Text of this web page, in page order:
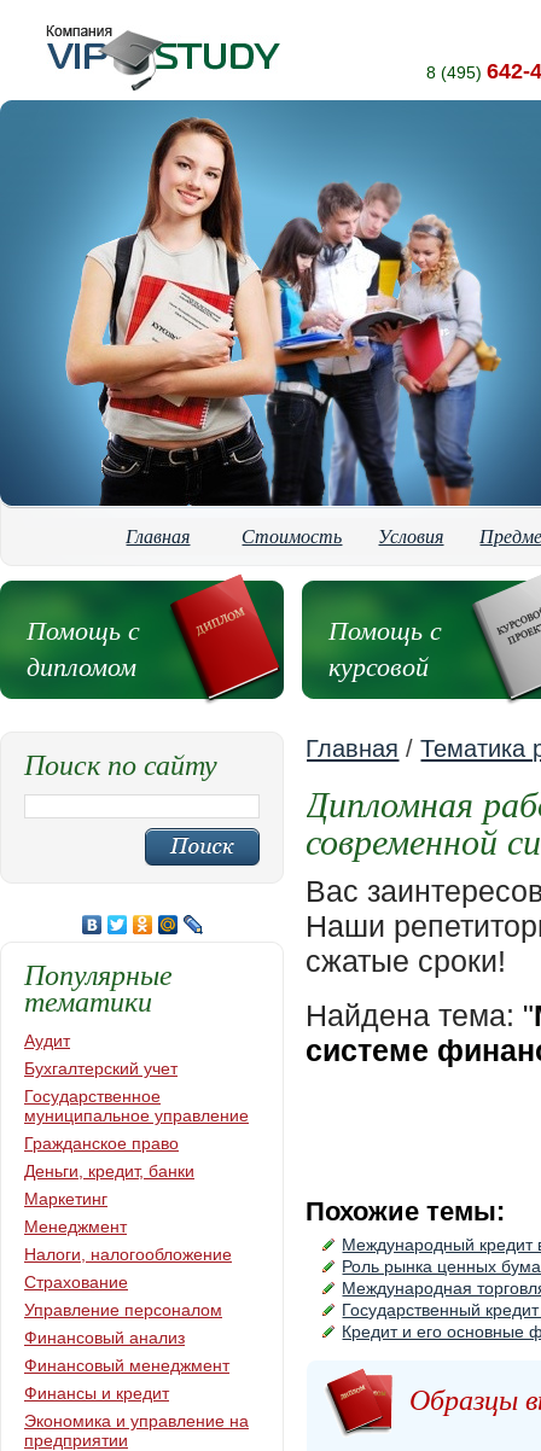
8 (495) 642-
Главная Стоимость Условия
Помощь с
дипломом
Помощь с
курсовой
Главная /Тематика
Дипломная
современной
Вас
Наши
сжатые сроки!
Найдена тема: "
системе
Похожие темы:
Международный кредит
Роль рынка ценных
Международная
Государственный
Кредит и его основные
Образцы
Поиск по сайту
Популярные
тематики
Аудит
Бухгалтерский учет
Государственное
муниципальное управление
Гражданское право
Деньги, кредит, банки
Маркетинг
Менеджмент
Налоги, налогообложение
Страхование
Управление персоналом
Финансовый анализ
Финансовый менеджмент
Финансы и кредит
Экономика и управление на
предприятии